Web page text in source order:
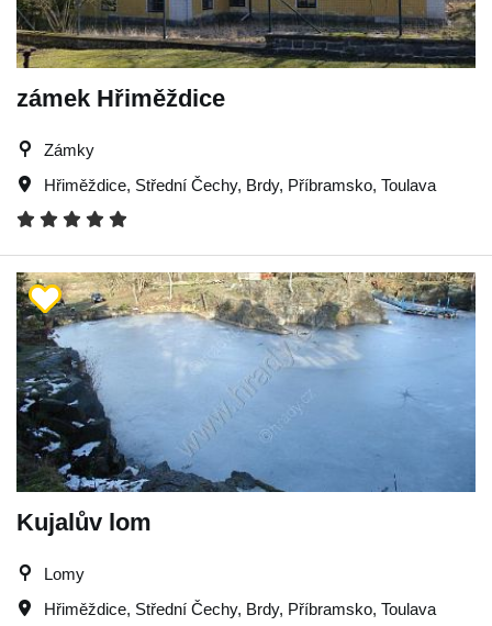
zámek Hřiměždice
Zámky
Hřiměždice, Střední Čechy, Brdy, Příbramsko, Toulava
Kujalův lom
Lomy
Hřiměždice, Střední Čechy, Brdy, Příbramsko, Toulava